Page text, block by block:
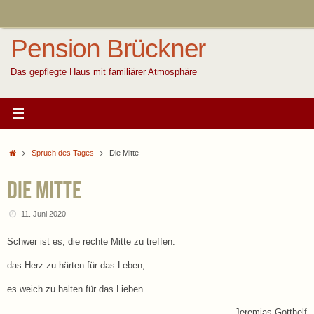
Pension Brückner
Das gepflegte Haus mit familiärer Atmosphäre
StartSpruch des Tages Die Mitte
Die Mitte
11. Juni 2020
Schwer ist es, die rechte Mitte zu treffen:
das Herz zu härten für das Leben,
es weich zu halten für das Lieben.